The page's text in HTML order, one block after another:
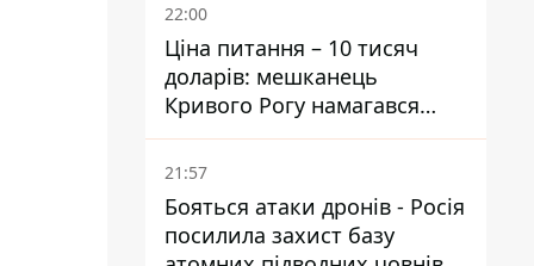
22:00
Ціна питання – 10 тисяч
доларів: мешканець
Кривого Рогу намагався
переправити чоловіка до
Словаччини
21:57
Бояться атаки дронів - Росія
посилила захист базу